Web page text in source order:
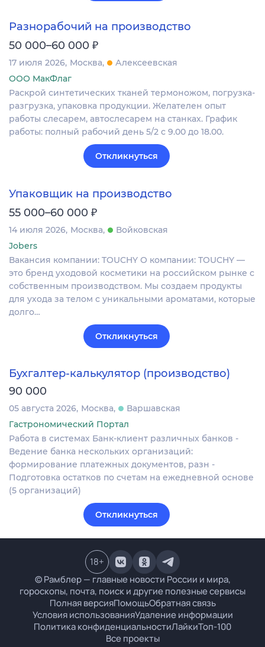
Разнорабочий на производство
50 000–60 000 ₽
17 июля 2026 Москва
Алексеевская
ООО МакФлаг
Раскрой синтетических тканей термоножом, погрузка-
разгрузка, упаковка продукции. Желателен опыт
работы слесарем, автослесарем на станках. График
работы: полный рабочий день 5/2 с 9.00 до 18.00.
Откликнуться
Упаковщик на производство
55 000–60 000 ₽
14 июля 2026 Москва
Войковская
Jobers
Вакансия компании: TOUCHY О компании: TOUCHY —
это бренд уходовой косметики на российском рынке с
собственным производством. Мы создаем продукты
для ухода за телом с уникальными ароматами, которые
долго…
Откликнуться
Бухгалтер-калькулятор (производство)
90 000
05 августа 2026 Москва
Варшавская
Гастрономический Портал
Работа в системах Банк-клиент различных банков -
Ведение банка нескольких организаций:
формирование платежных документов, разн -
Подготовка остатков по счетам на ежедневной основе
(5 организаций)
Откликнуться
© Рамблер — главные новости России и мира,
гороскопы, почта, поиск и другие полезные сервисы
Полная версияПомощьОбратная связь
Условия использованияУдаление информации
Политика конфиденциальностиЛайкиТоп-100
Все проекты
18+